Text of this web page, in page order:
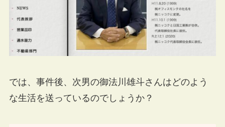
では、事件後、次男の御法川雄斗さんはどのよう
な生活を送っているのでしょうか？